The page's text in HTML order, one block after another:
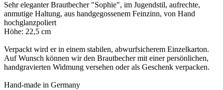
Sehr eleganter Brautbecher "Sophie", im Jugendstil, aufrechte,
anmutige Haltung, aus handgegossenem Feinzinn, von Hand
hochglanzpoliert
Höhe: 22,5 cm
Verpackt wird er in einem stabilen, abwurfsicherem Einzelkarton.
Auf Wunsch können wir den Brautbecher mit einer persönlichen,
handgravierten Widmung versehen oder als Geschenk verpacken.
Hand-made in Germany